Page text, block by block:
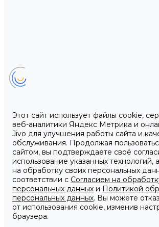
Этот сайт использует файлы cookie,
веб-аналитики Яндекс Метрика и
Jivo для улучшения работы сайта и
обслуживания. Продолжая
сайтом, вы подтверждаете своё
использование указанных технологий,
на обработку своих персональных
соответствии с Согласием на
персональных данных и Политикой
персональных данных. Вы можете
от использования cookie, изменив
браузера.